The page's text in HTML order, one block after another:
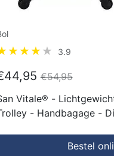
3.9
€54,95
Vitale® -
- Handbagage -
Bestel